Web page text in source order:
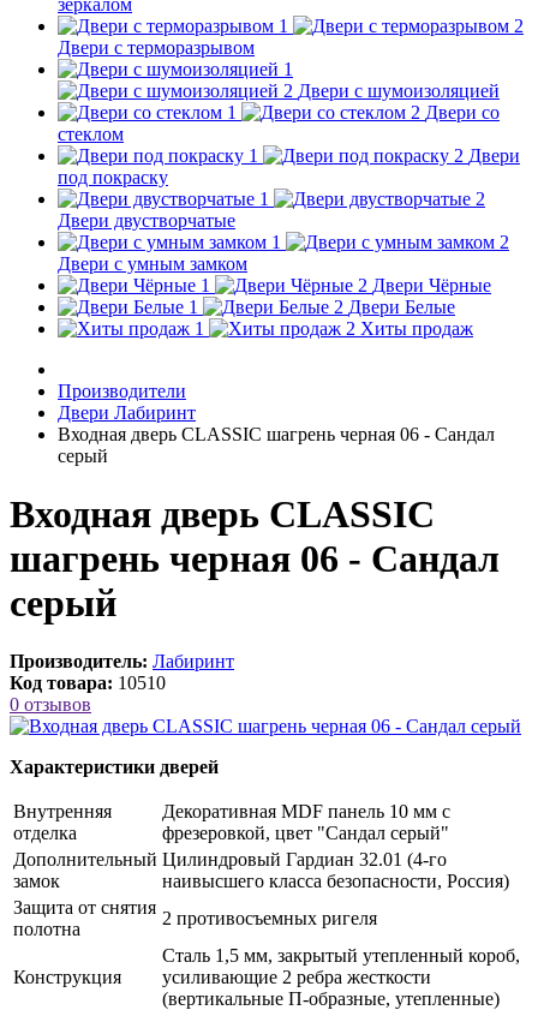
Двери с терморазрывом
Двери с шумоизоляцией
Двери со
стеклом
Двери
под покраску
Двери двустворчатые
Двери с умным замком
Двери Чёрные
Двери Белые
Хиты продаж
Производители
Двери Лабиринт
Входная дверь CLASSIC шагрень черная 06 - Сандал
серый
Входная дверь CLASSIC
шагрень черная 06 - Сандал
серый
Производитель: Лабиринт
Код товара: 10510
0 отзывов
Характеристики дверей
Внутренняя
отделка
Декоративная MDF панель 10 мм с
фрезеровкой, цвет "Сандал серый"
Дополнительный
замок
Цилиндровый Гардиан 32.01 (4-го
наивысшего класса безопасности, Россия)
Защита от снятия
полотна
2 противосъемных ригеля
Конструкция
Сталь 1,5 мм, закрытый утепленный короб,
усиливающие 2 ребра жесткости
(вертикальные П-образные, утепленные)